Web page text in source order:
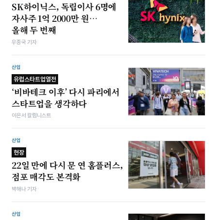
SK하이닉스, 독립이사 6명에
자사주 1억 2000만 원…
올해 두 번째
우종국 기자
산업
유럽스타트업열전
‘비바테크 이후’ 다시 파리에서
스타트업을 생각하다
이은서 칼럼니스트
산업
현장
22일 만에 다시 문 연 홈플러스,
점포 매각도 본격화
박해나 기자
산업